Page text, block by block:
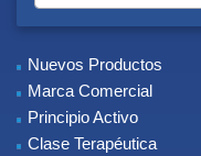
Nuevos Productos
Marca Comercial
Principio Activo
Clase Terapéutica